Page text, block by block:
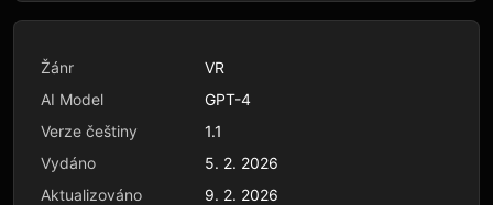
Žánr
VR
AI Model
GPT-4
Verze češtiny
1.1
Vydáno
5. 2. 2026
Aktualizováno
9. 2. 2026